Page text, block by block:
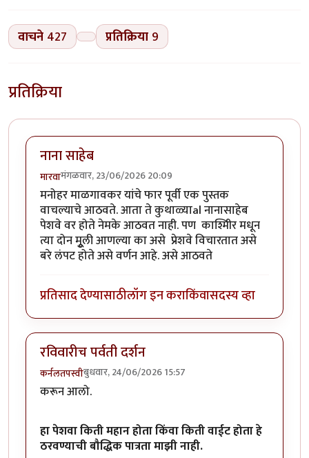
वाचने 427 प्रतिक्रिया 9
प्रतिक्रिया
नाना साहेब
मारवामंगळवार, 23/06/2026 20:09
मनोहर माळगावकर यांचे फार पूर्वी एक पुस्तक
वाचल्याचे आठवते. आता ते कुथाळ्याal नानासाहेब
पेशवे वर होते नेमके आठवत नाही. पण काश्मीिर मधून
त्या दोन मूुली आणल्या का असे प्रेशवे विचारतात असे
बरे लंपट होते असे वर्णन आहे. असे आठवते
प्रतिसाद देण्यासाठीलॉग इन कराकिंवासदस्य व्हा
रविवारीच पर्वती दर्शन
कर्नलतपस्वीबुधवार, 24/06/2026 15:57
करून आलो.
हा पेशवा किती महान होता किंवा किती वाईट होता हे
ठरवण्याची बौद्धिक पात्रता माझी नाही.